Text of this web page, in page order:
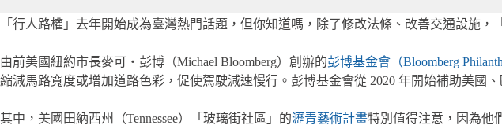
「行人路權」去年開始成為臺灣熱門話題，但你知道嗎，除了修改法條、改善交通設施，
由前美國紐約市長麥可・彭博（Michael Bloomberg）創辦的彭博基金會（Bloomberg
縮減馬路寬度或增加道路色彩，促使駕駛減速慢行。彭博基金會從 2020 年開始補助美國
其中，美國田納西州（Tennessee）「玻璃街社區」的瀝青藝術計畫特別值得注意，因為他